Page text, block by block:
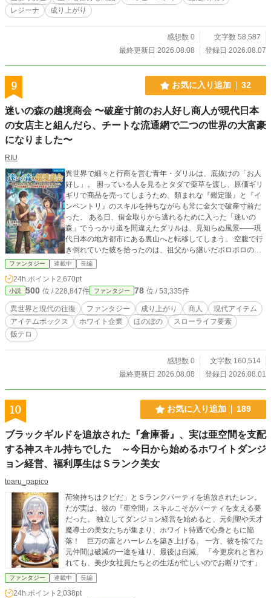
レジーナ
成り上がり
感想数 0
文字数 58,587
最終更新日 2026.08.08
登録日 2026.08.07
9 お気に入り追加 32
迷いの森の越境商会 〜破産寸前のお人好し商人が現代日本
の女店主と組んだら、チートな流通網で二つの世界の大富豪
になりました〜
RIU
異世界で細々と行商を営む青年・ダリルは、底抜けの「お人
好し」。 困っている人を見るとタダで薬草を渡し、原価ギリ
ギリで商品を売ってしまうため、類まれな『鑑定眼』と『イ
ンベントリ』のスキルを持ちながらも常に金欠で破産寸前だ
った。 ある日、借金取りから逃れるために入った「迷いの
森」でうっかり道を間違えたダリルは、見知らぬ風景――現
代日本の地方都市にある裏山へと転移してしまう。 空腹で行
き倒れていた彼を拾ったのは、祖父から継いだボロボロの古
物店「水ノ江堂」を営む独身女性、水ノ江茜（28歳）だっ
た。 ダリルが恩返しにと渡した異世界の「低級ポーション」
は、茜の指の切り傷を一瞬で完治させ、日本では『奇跡の超
高級美容液』としてネットで即完売！ 逆に、茜から渡された
日本の「100均の工具」や「カップ麺」「胡椒」を異世界に
持ち帰ると、金貨が飛び交う超絶お宝アイテムに大化けし
て……！？ 「ア、アカネさん！ この『ひゃっきん』という神
青年は、現代日本のたくましい女店主とタッグを組み、二つ
の世界を行き来する最強の商会を設立する。 現代のアイテム
と知識で莫大な利益を生み出し、そのお金で奴隷市場から凄
腕のエルフや天才的な頭脳を持つ獣人の少女を「放っておけ
ないから」と救済。恩義を感じた亜人たちと共に、ダリルを
テムで容赦なくボコボコにしていく！ お人好しが最後には笑
う！ 笑いあり、人情あり、異世界×現代日本の痛快・成り上
がり商売ファンタジー、ここに堂々開店！
ファンタジー 連載中 長編
24h.ポイント 2,670pt
小説 500 位 / 228,847件 ファンタジー 78 位 / 53,335件
異世界と現代の往復 ファンタジー 成り上がり 商人
現代アイテム
アイテムボックス
ホワイト企業 ほのぼの
スローライフ要素
飯テロ
感想数 0
文字数 160,514
最終更新日 2026.08.08
登録日 2026.08.01
10 お気に入り追加 189
ブラックギルドを追放された『倉庫番』、実は亜空間を支配
する神スキル持ちでした ～今日から始めるホワイトダンジ
ョン経営、福利厚生はＳランク美女
toaru_papico
荷物持ちはクビだ」とＳランクパーティを追放されたレン。
だが実は、彼の『亜空間』スキルこそがパーティを支える要
だった。 独立してダンジョン経営を始めると、元剣聖や天才
魔導士の美女たちが集まり、ホワイト待遇で心身ともに陥
落！ 巨万の富とハーレムを築き上げる。 一方、彼を捨てた
元仲間は破滅の一途を辿り、最後は自滅。 「今更戻れと言わ
れても、美少女社員たちとの生活が忙しいのでお断りです」
ファンタジー 連載中 長編
24h.ポイント 2,038pt